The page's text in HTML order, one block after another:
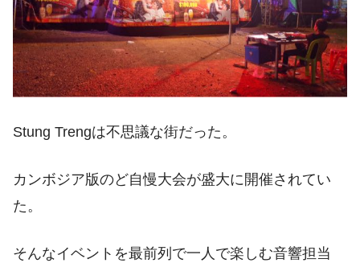
Stung Trengは不思議な街だった。
カンボジア版のど自慢大会が盛大に開催されてい
た。
そんなイベントを最前列で一人で楽しむ音響担当